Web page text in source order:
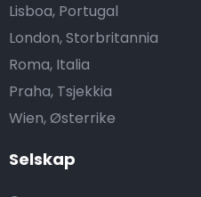
Selskap
Lisboa, Portugal
London, Storbritannia
Roma, Italia
Praha, Tsjekkia
Wien, Østerrike